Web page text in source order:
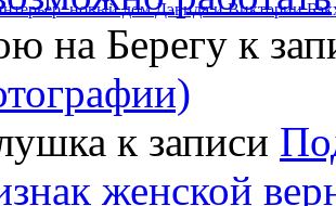
новый дом Дэвида и Виктории
на Берегу к
к записи
женской